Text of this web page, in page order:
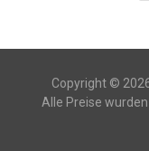
Copyright ©
Alle Preise